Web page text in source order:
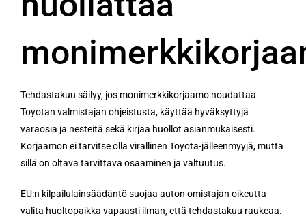
Tehdastakuu säilyy, jos monimerkkikorjaamo noudattaa
Toyotan valmistajan ohjeistusta, käyttää hyväksyttyjä
varaosia ja nesteitä sekä kirjaa huollot asianmukaisesti.
Korjaamon ei tarvitse olla virallinen Toyota-jälleenmyyjä, mutta
sillä on oltava tarvittava osaaminen ja valtuutus.
EU:n kilpailulainsäädäntö suojaa auton omistajan oikeutta
valita huoltopaikka vapaasti ilman, että tehdastakuu raukeaa.